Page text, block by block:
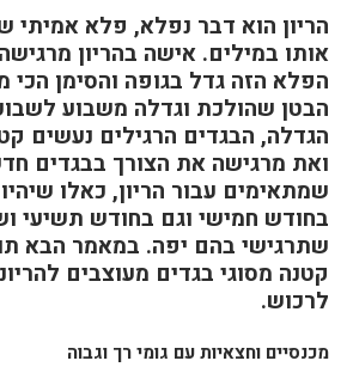
הריון הוא דבר נפלא, פלא
אותו במילים. אישה בהריון
הפלא הזה גדל בגופה והסימן הכי
הבטן שהולכת וגדלה משבוע
הגדלה, הבגדים הרגילים נעשים
ואת מרגישה את הצורך בבגדים
שמתאימים עבור הריון, כאלו
בחודש חמישי וגם בחודש תשיעי
שתרגישי בהם יפה. במאמר הבא
קטנה מסוגי בגדים מעוצבים
לרכוש.
מכנסיים וחצאיות עם גומי רך וגבוה